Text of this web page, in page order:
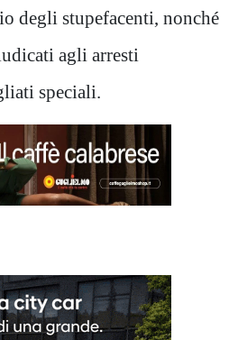
degli stupefacenti, nonché
agli arresti
speciali.